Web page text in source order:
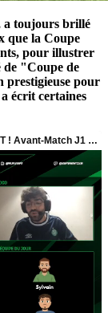
a toujours brillé
que la Coupe
pour illustrer
de "Coupe de
prestigieuse pour
écrit certaines